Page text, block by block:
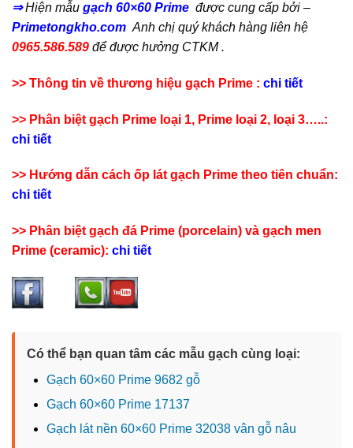
⇒ Hiện mẫu gạch 60×60 Prime được cung cấp bởi –
Primetongkho.com Anh chị quý khách hàng liên hệ
0965.586.589 để được hưởng CTKM .
>> Thông tin về thương hiệu gạch Prime : chi tiết
>> Phân biệt gạch Prime loại 1, Prime loại 2, loại 3…..:
chi tiết
>> Hướng dẫn cách ốp lát gạch Prime theo tiên chuẩn:
chi tiết
>> Phân biệt gạch đá Prime (porcelain) và gạch men
Prime (ceramic): chi tiết
Có thể bạn quan tâm các mẫu gạch cùng loại:
Gạch 60×60 Prime 9682 gỗ
Gạch 60×60 Prime 17137
Gạch lát nền 60×60 Prime 32038 vân gỗ nâu